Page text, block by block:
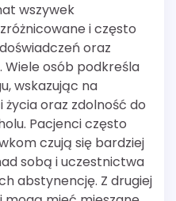
wszywek
i często
oraz
osób podkreśla
wskazując na
oraz zdolność do
Pacjenci często
czują się bardziej
sobą i uczestnictwa
abstynencję. Z drugiej